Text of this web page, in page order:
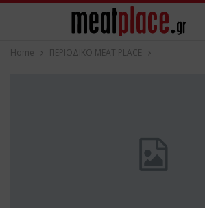
Home ΠΕΡΙΟΔΙΚΟ ΜΕΑΤ PLACE